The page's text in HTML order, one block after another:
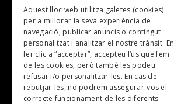
TV
Plans per fer
Revistes
SUBSCRIU-TE A LA NOSTRA NEWSLETTER!
Aquest lloc web utilitza galetes (cookies)
per a millorar la seva experiència de
navegació, publicar anuncis o contingut
personalitzat i analitzar el nostre trànsit. En
fer clic a “acceptar”, accepteu l’ús que fem
de les cookies, però també les podeu
refusar i/o personalitzar-les. En cas de
rebutjar-les, no podrem assegurar-vos el
correcte funcionament de les diferents